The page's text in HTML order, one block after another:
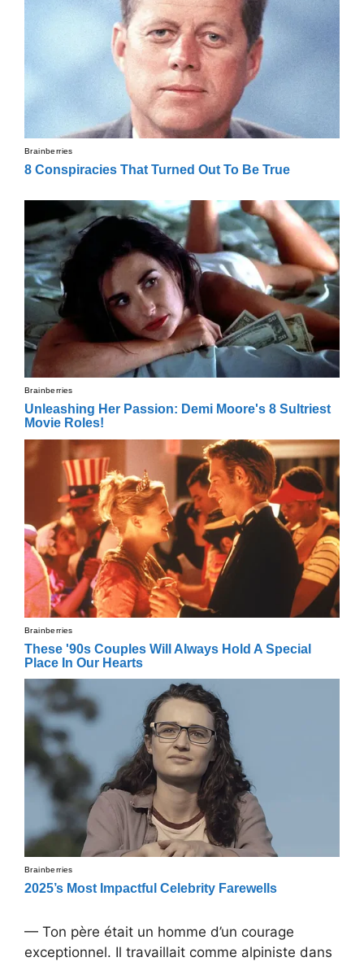
— Ton père était un homme d’un courage
exceptionnel. Il travaillait comme alpiniste dans